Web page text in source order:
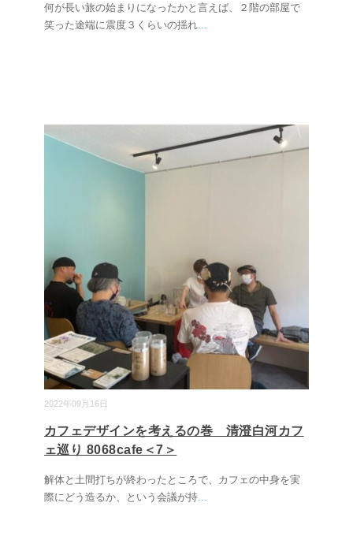
何が長い旅の始まりになったかと言えば、２階の部屋で
笑った途端に震度３くらいの揺れ
2022年09月16日
カフェデザインを考えるの巻 清澄白河カフ
ェ巡り 8068cafe＜7＞
解体と土間打ちが終わったところで、カフェの中身を実
際にどう造るか、という会議が持